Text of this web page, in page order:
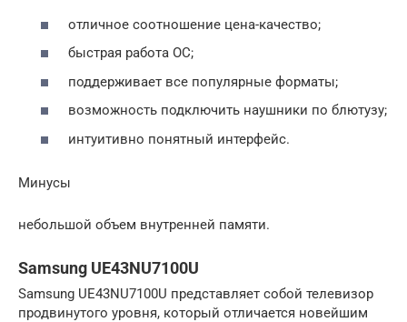
отличное соотношение цена-качество;
быстрая работа ОС;
поддерживает все популярные форматы;
возможность подключить наушники по блютузу;
интуитивно понятный интерфейс.
Минусы
небольшой объем внутренней памяти.
Samsung UE43NU7100U
Samsung UE43NU7100U представляет собой телевизор
продвинутого уровня, который отличается новейшим